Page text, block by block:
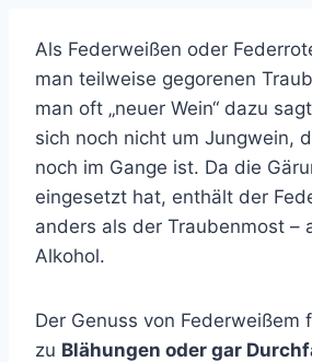
Als Federweißen oder
man teilweise gegorenen
man oft „neuer Wein“ dazu
sich noch nicht um Jungwein,
noch im Gange ist. Da die
eingesetzt hat, enthält der
anders als der Traubenmost –
Alkohol.
Der Genuss von Federweißem
zu Blähungen oder gar